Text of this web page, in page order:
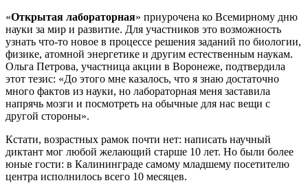
«Открытая лабораторная» приурочена ко Всемирному дню
науки за мир и развитие. Для участников это возможность
узнать что-то новое в процессе решения заданий по биологии,
физике, атомной энергетике и другим естественным наукам.
Ольга Петрова, участница акции в Воронеже, подтвердила
этот тезис: «До этого мне казалось, что я знаю достаточно
много фактов из науки, но лабораторная меня заставила
напрячь мозги и посмотреть на обычные для нас вещи с
другой стороны».
Кстати, возрастных рамок почти нет: написать научный
диктант мог любой желающий старше 10 лет. Но были более
юные гости: в Калининграде самому младшему посетителю
центра исполнилось всего 10 месяцев.